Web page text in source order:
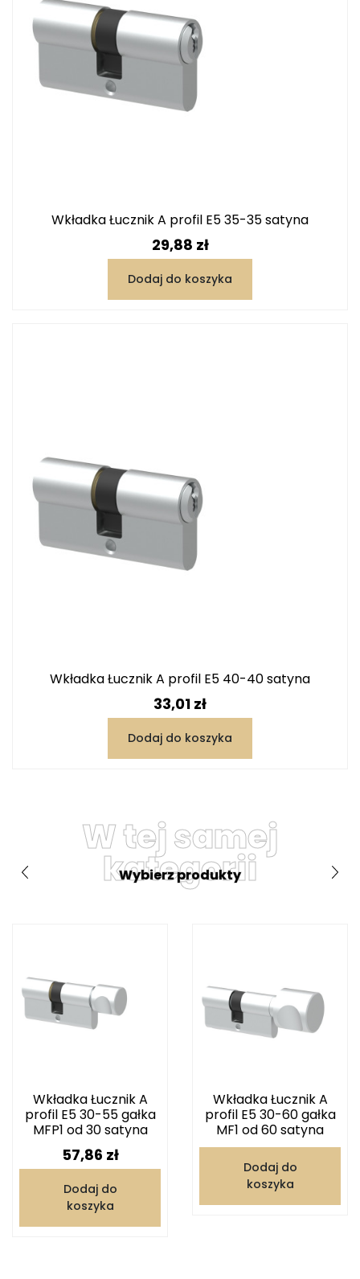
Wkładka Łucznik A profil E5 35-35 satyna
Cena
29,88 zł
Dodaj do koszyka
Wkładka Łucznik A profil E5 40-40 satyna
Cena
33,01 zł
Dodaj do koszyka
W tej samej
kategorii
Wybierz produkty
Wkładka Łucznik A
profil E5 30-55 gałka
MFP1 od 30 satyna
Cena
57,86 zł
Dodaj do
koszyka
Wkładka Łucznik A
profil E5 30-60 gałka
MF1 od 60 satyna
Dodaj do
koszyka